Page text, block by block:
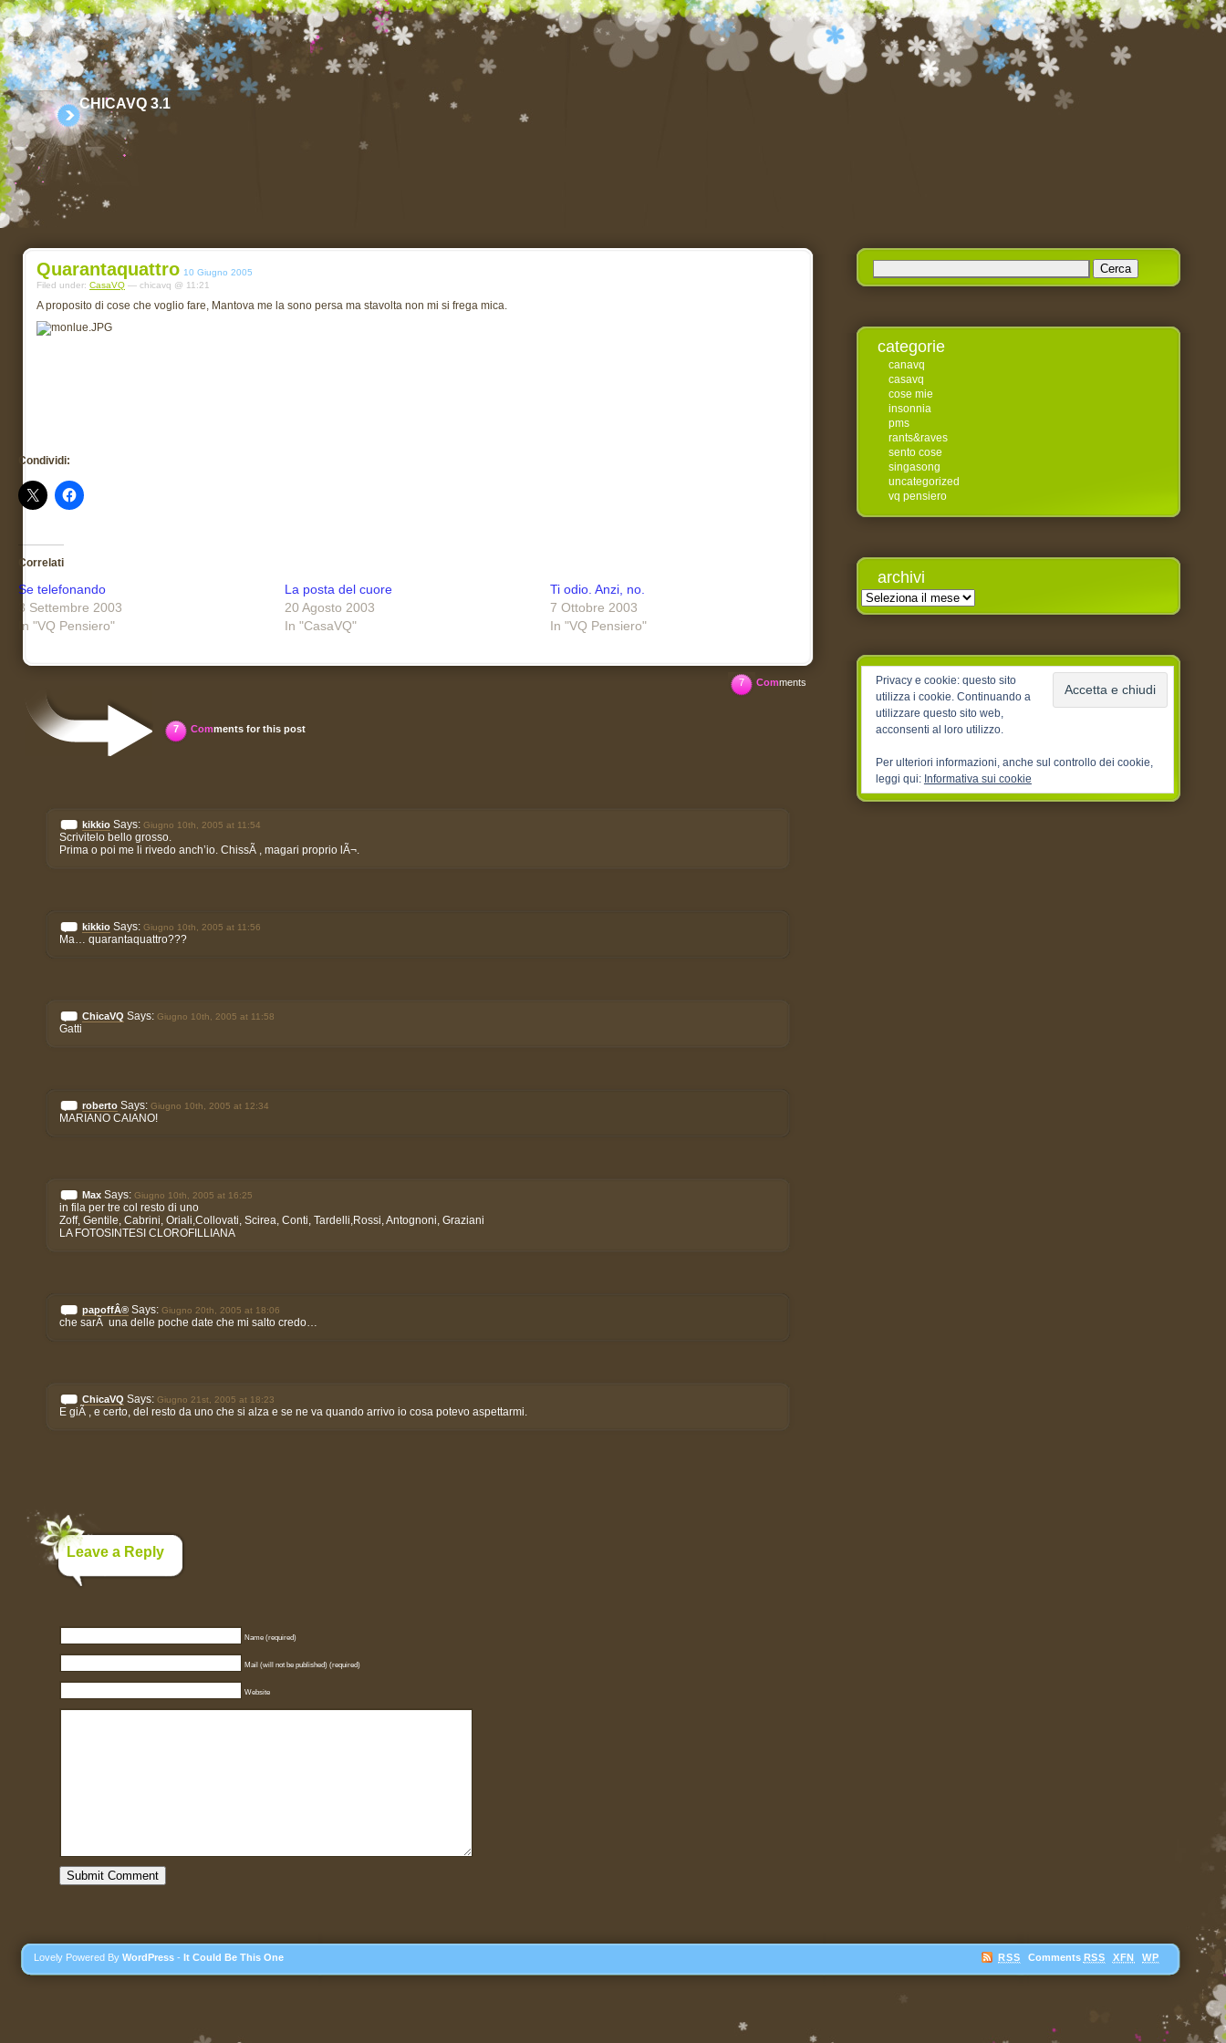
CHICAVQ 3.1
Quarantaquattro 10 Giugno 2005
Filed under: CasaVQ — chicavq @ 11:21
A proposito di cose che voglio fare, Mantova me la sono persa ma stavolta non mi si frega mica.
Condividi:
Correlati
Se telefonando
3 Settembre 2003
In "VQ Pensiero"
La posta del cuore
20 Agosto 2003
In "CasaVQ"
Ti odio. Anzi, no.
7 Ottobre 2003
In "VQ Pensiero"
7 Comments
7 Comments for this post
kikkio Says: Giugno 10th, 2005 at 11:54
Scrivitelo bello grosso.
Prima o poi me li rivedo anch’io. ChissÃ , magari proprio lÃ¬.
kikkio Says: Giugno 10th, 2005 at 11:56
Ma… quarantaquattro???
ChicaVQ Says: Giugno 10th, 2005 at 11:58
Gatti
roberto Says: Giugno 10th, 2005 at 12:34
MARIANO CAIANO!
Max Says: Giugno 10th, 2005 at 16:25
in fila per tre col resto di uno
Zoff, Gentile, Cabrini, Oriali,Collovati, Scirea, Conti, Tardelli,Rossi, Antognoni, Graziani
LA FOTOSINTESI CLOROFILLIANA
papoffÂ® Says: Giugno 20th, 2005 at 18:06
che sarÃ una delle poche date che mi salto credo…
ChicaVQ Says: Giugno 21st, 2005 at 18:23
E giÃ , e certo, del resto da uno che si alza e se ne va quando arrivo io cosa potevo aspettarmi.
Leave a Reply
Name (required)
Mail (will not be published) (required)
Website
Ricerca
per:
categorie
canavq
casavq
cose mie
insonnia
pms
rants&raves
sento cose
singasong
uncategorized
vq pensiero
archivi
Archivi
Privacy e cookie: questo sito
utilizza i cookie. Continuando a
utilizzare questo sito web,
acconsenti al loro utilizzo.
Per ulteriori informazioni, anche sul controllo dei cookie,
leggi qui: Informativa sui cookie
Lovely Powered By WordPress - It Could Be This One RSS Comments RSS XFN WP